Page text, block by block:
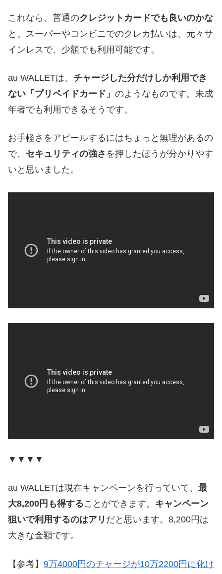
これなら、普通のクレジットカードでも良いのかな
と。スーパーやコンビニでのクレカ払いは、元々サ
インレスで、少額でも利用可能です。
au WALLETは、 チャージした分だけしか利用でき
ない「プリペイドカード」 のようなものです。未成
年者でも利用できるそうです。
お手軽さをアピールするにはちょっと無理があるの
で、 セキュリティの強さ を押したほうが分かりやす
いと思いました。
▼▼▼▼
au WALLETは現在キャンペーンを行っていて、 最
大8,200円も得することができます。 キャンペーン
狙いで利用するのはアリ だと思います。8,200円は
大きな金額です。
【参考】 9万4000円のチャージが10万2200円に化け